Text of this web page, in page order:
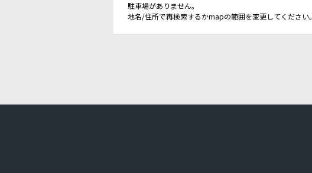
駐車場がありません。
地名/住所で再検索するかmapの範囲を変更してください。